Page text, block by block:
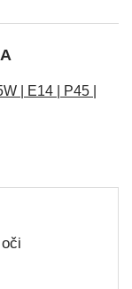
| E14 | P45 |